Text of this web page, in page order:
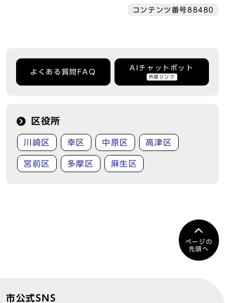
コンテンツ番号88480
よくある質問FAQ
AIチャットボット
外部リンク
区役所
川崎区 幸区 中原区 高津区
宮前区 多摩区 麻生区
ページの
先頭へ
市公式SNS